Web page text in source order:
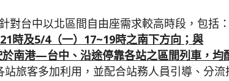
對台中以北區間自由座需求較高時段，包括：
時及5/4（一） 17~19時之南下方向；與
南港—台中、沿途停靠各站之區間列車，均
站旅客多加利用，並配合站務人員引導、分流